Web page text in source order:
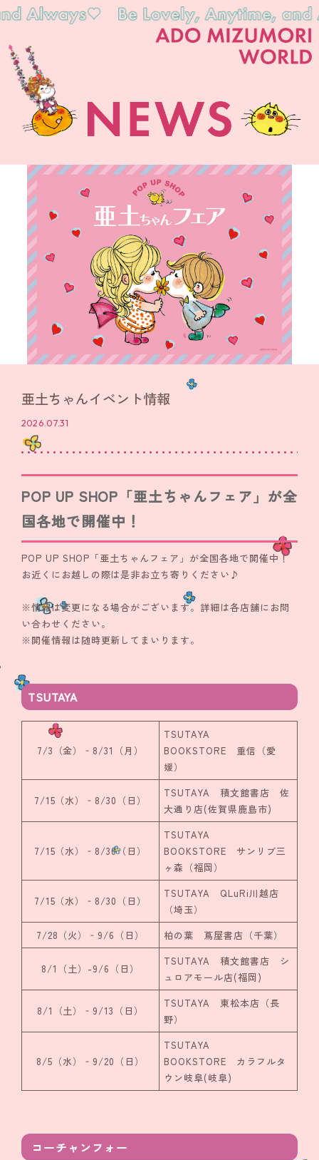
亜土ちゃんイベント情報
2026.07.31
POP UP SHOP「亜土ちゃんフェア」が全
国各地で開催中！
POP UP SHOP「亜土ちゃんフェア」が全国各地で開催中！
お近くにお越しの際は是非お立ち寄りください♪
※情報は変更になる場合がございます。詳細は各店舗にお問
い合わせください。
※開催情報は随時更新してまいります。
TSUTAYA
7/3（金）‐8/31（月）
TSUTAYA
BOOKSTORE 重信（愛
媛）
7/15（水）‐8/30（日）
TSUTAYA 積文館書店 佐
大通り店(佐賀県鹿島市)
7/15（水）‐8/30（日）
TSUTAYA
BOOKSTORE サンリブ三
ヶ森（福岡）
7/15（水）‐8/30（日）
TSUTAYA QLuRi川越店
（埼玉）
7/28（火）‐9/6（日）
柏の葉 蔦屋書店（千葉）
8/1（土）-9/6（日）
TSUTAYA 積文館書店 シ
ュロアモール店(福岡)
8/1（土）‐9/13（日）
TSUTAYA 東松本店（長
野）
8/5（水）‐9/20（日）
TSUTAYA
BOOKSTORE カラフルタ
ウン岐阜(岐阜)
コーチャンフォー